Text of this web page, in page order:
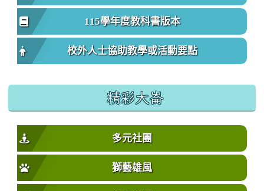
115學年度教科書版本
校外人士協助教學或活動要點
精彩大崙
多元社團
獅藝雄風